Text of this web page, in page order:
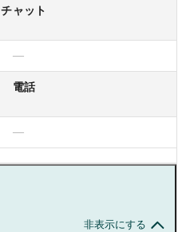
チャット
—
電話
—
非表示にする